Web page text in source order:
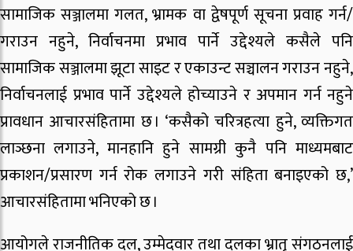
सामाजिक सञ्जालमा गलत, भ्रामक वा द्वेषपूर्ण सूचना प्रवाह गर्न/
गराउन नहुने, निर्वाचनमा प्रभाव पार्ने उद्देश्यले कसैले पनि
सामाजिक सञ्जालमा झूटा साइट र एकाउन्ट सञ्चालन गराउन नहुने,
निर्वाचनलाई प्रभाव पार्ने उद्देश्यले होच्याउने र अपमान गर्न नहुने
प्रावधान आचारसंहितामा छ । ‘कसैको चरित्रहत्या हुने, व्यक्तिगत
लाञ्छना लगाउने, मानहानि हुने सामग्री कुनै पनि माध्यमबाट
प्रकाशन/प्रसारण गर्न रोक लगाउने गरी संहिता बनाइएको छ,’
आचारसंहितामा भनिएको छ ।
आयोगले राजनीतिक दल, उम्मेदवार तथा दलका भ्रातृ संगठनलाई